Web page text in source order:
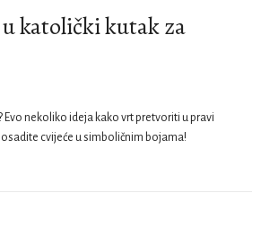
katolički kutak za
Evo nekoliko ideja kako vrt pretvoriti u pravi
cvijeće u simboličnim bojama!